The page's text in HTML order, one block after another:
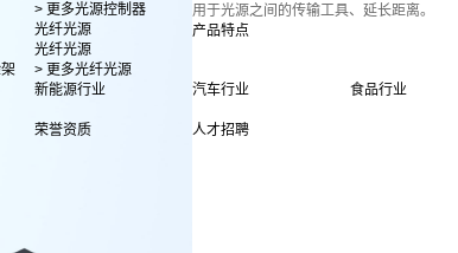
> 更多光源控制器
光纤光源
光纤光源
> 更多光纤光源
新能源行业 汽车行业
食品行业
荣誉资质
人才招聘
用于光源之间的传输工具、延长距离。
产品特点